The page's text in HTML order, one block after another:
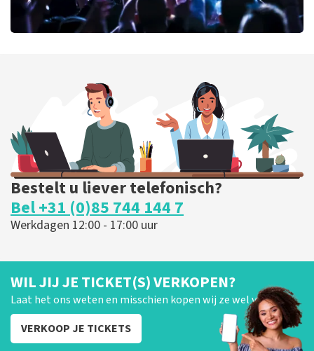
BESTEL NU
Bestelt u liever telefonisch?
Bel +31 (0)85 744 144 7
Werkdagen 12:00 - 17:00 uur
WIL JIJ JE TICKET(S) VERKOPEN?
Laat het ons weten en misschien kopen wij ze wel van je!
VERKOOP JE TICKETS